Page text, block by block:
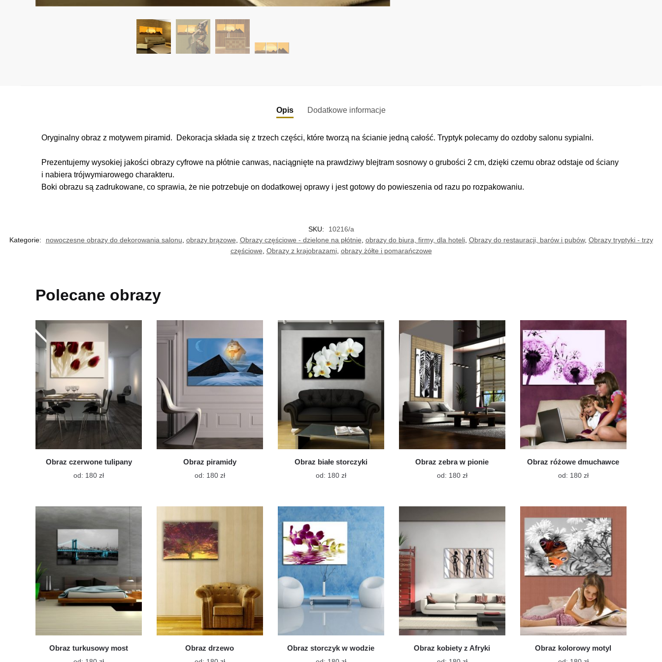
Opis Dodatkowe informacje
Oryginalny obraz z motywem piramid. Dekoracja składa się z trzech części, które tworzą na ścianie jedną całość. Tryptyk polecamy do ozdoby salonu sypialni.
Prezentujemy wysokiej jakości obrazy cyfrowe na płótnie canwas, naciągnięte na prawdziwy blejtram sosnowy o grubości 2 cm, dzięki czemu obraz odstaje od ściany
i nabiera trójwymiarowego charakteru.
Boki obrazu są zadrukowane, co sprawia, że nie potrzebuje on dodatkowej oprawy i jest gotowy do powieszenia od razu po rozpakowaniu.
SKU:
10216/a
Kategorie:
nowoczesne obrazy do dekorowania salonu obrazy brązowe Obrazy częściowe - dzielone na płótnie obrazy do biura, firmy, dla hoteli, Obrazy do restauracji, barów i pubów, Obrazy tryptyki - trzy
częściowe Obrazy z krajobrazami, obrazy żółte i pomarańczowe
Polecane obrazy
Obraz czerwone tulipany
od: 180 złTen
wiele
Opcje
wybrać
na
produktu
Obraz piramidy
od: 180 złTen
wiele
produktu
Obraz białe storczyki
od: 180 złTen
wiele
wariantów.
Opcje
wybrać
stronie
produktu
Obraz zebra w pionie
od: 180 złTen
wiele
wybrać
na
stronie
Obraz różowe dmuchawce
od: 180 złTen
wiele
wariantów.
Opcje
można
wybrać
na
stronie
produktu
Obraz turkusowy most Obraz drzewo Obraz storczyk w wodzie Obraz kobiety z Afryki Obraz kolorowy motyl